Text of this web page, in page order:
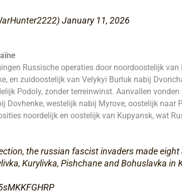
January 11, 2026
Russische operaties door noordoostelijk
en zuidoostelijk van Velykyi Burluk nabij
Podoly, zonder terreinwinst. Aanvallen
Dovhenke, westelijk nabij Myrove, oostelijk
noordelijk en oostelijk van Kupyansk, wat
the russian fascist invaders made
Kurylivka, Pishchane and Bohuslavka in